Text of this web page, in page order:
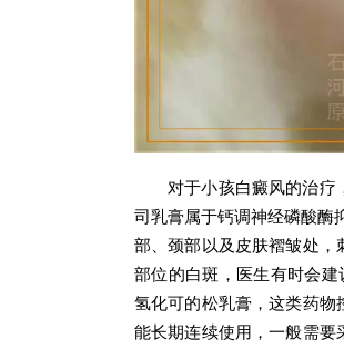
对于小孩白癜风的治疗
司乳膏属于钙调神经磷酸酶
部、颈部以及皮肤褶皱处，
部位的白斑，医生有时会建
氢化可的松乳膏，这类药物
能长期连续使用，一般需要